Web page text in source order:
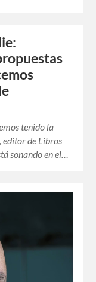
tenido la
de Libros
sonando en el…